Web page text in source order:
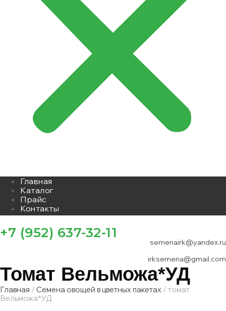
Главная
Каталог
Прайс
Контакты
+7 (952) 637-32-11
semenairk@yandex.ru
irksemena@gmail.com
Томат Вельможа*УД
Главная / Семена овощей в цветных пакетах / томат
Вельможа*УД